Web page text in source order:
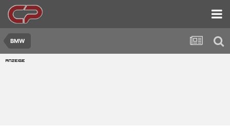
BMW